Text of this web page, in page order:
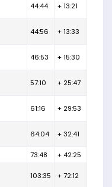
44:44 + 13:21
44:56 + 13:33
46:53 + 15:30
57:10 + 25:47
61:16 + 29:53
64:04 + 32:41
73:48 + 42:25
103:35 + 72:12